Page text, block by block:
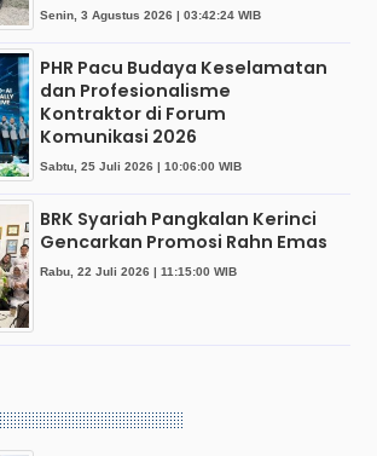
Senin, 3 Agustus 2026 | 03:42:24 WIB
PHR Pacu Budaya Keselamatan
dan Profesionalisme
Kontraktor di Forum
Komunikasi 2026
Sabtu, 25 Juli 2026 | 10:06:00 WIB
BRK Syariah Pangkalan Kerinci
Gencarkan Promosi Rahn Emas
Rabu, 22 Juli 2026 | 11:15:00 WIB